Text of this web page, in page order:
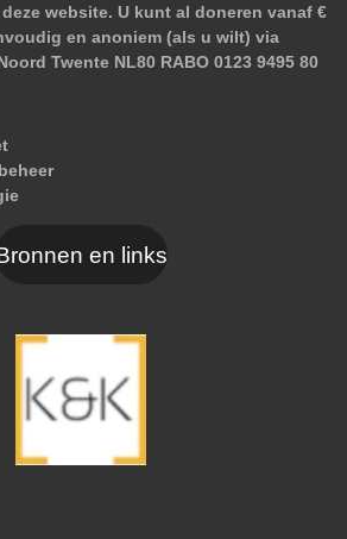
website. U kunt al doneren vanaf €
en anoniem (als u wilt) via
Twente NL80 RABO 0123 9495 80
en links